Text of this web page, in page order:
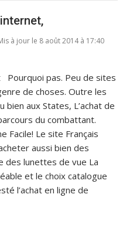
à jour le 8 août 2014 à 17:40
pas. Peu de sites
de choses. Outre les
bien aux States, L’achat de
du combattant.
Facile! Le site Français
aussi bien des
des lunettes de vue La
et le choix catalogue
l’achat en ligne de